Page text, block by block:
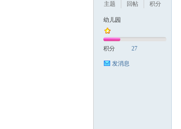
主题
回帖
积分
幼儿园
积分 27
发消息